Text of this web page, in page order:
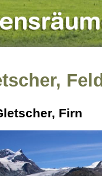
Firn